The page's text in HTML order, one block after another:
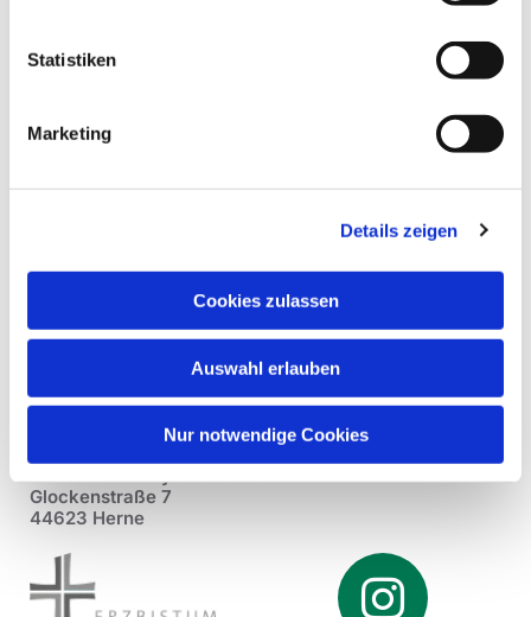
Statistiken
Marketing
Details zeigen
Cookies zulassen
Auswahl erlauben
Nur notwendige Cookies
Glockenstraße 7
44623 Herne